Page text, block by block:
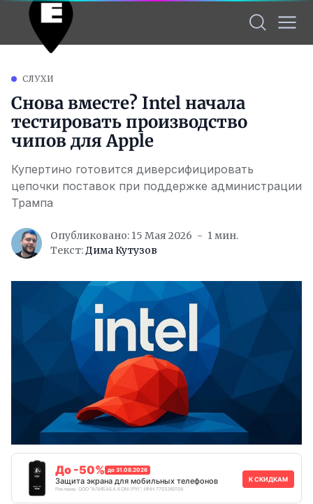
СЛУХИ
Снова вместе? Intel начала
тестировать производство
чипов для Apple
Купертино готовится диверсифицировать
цепочки поставок при поддержке администрации
Трампа
Опубликовано: 15 Мая 2026
1 мин.
Текст:Дима Кутузов
До -50% до 31.08.2026
Защита экрана для мобильных телефонов
Реклама. ООО "АЛИБАБА.КОМ (РУ)", ИНН 7703380158
К СКИДКАМ